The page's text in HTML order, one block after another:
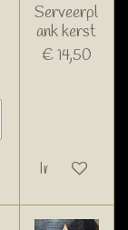
Serveerpl
ank kerst
€ 14,50
In